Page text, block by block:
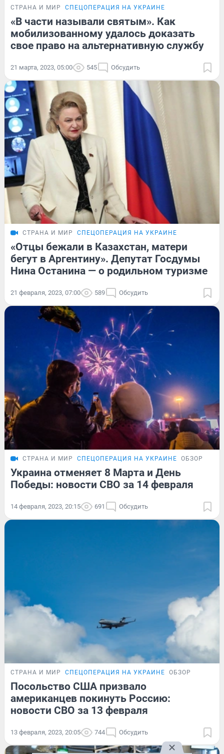
СТРАНА И МИР СПЕЦОПЕРАЦИЯ НА УКРАИНЕ
«В части называли святым». Как
мобилизованному удалось доказать
свое право на альтернативную службу
21 марта, 2023, 05:00 545 Обсудить
СТРАНА И МИР СПЕЦОПЕРАЦИЯ НА УКРАИНЕ
«Отцы бежали в Казахстан, матери
бегут в Аргентину». Депутат Госдумы
Нина Останина — о родильном туризме
21 февраля, 2023, 07:00 589 Обсудить
СТРАНА И МИР СПЕЦОПЕРАЦИЯ НА УКРАИНЕ ОБЗОР
Украина отменяет 8 Марта и День
Победы: новости СВО за 14 февраля
14 февраля, 2023, 20:15 691 Обсудить
СТРАНА И МИР СПЕЦОПЕРАЦИЯ НА УКРАИНЕ ОБЗОР
Посольство США призвало
американцев покинуть Россию:
новости СВО за 13 февраля
13 февраля, 2023, 20:05 744 Обсудить